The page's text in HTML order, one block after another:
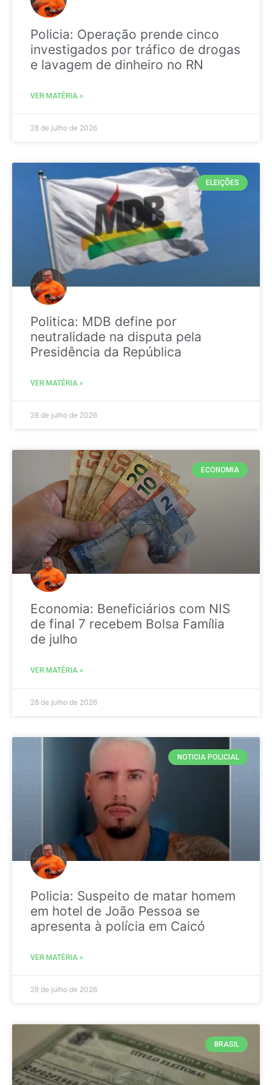
Policia: Operação prende cinco
investigados por tráfico de drogas
e lavagem de dinheiro no RN
VER MATÉRIA »
28 de julho de 2026
ELEIÇÕES
Politica: MDB define por
neutralidade na disputa pela
Presidência da República
VER MATÉRIA »
28 de julho de 2026
ECONOMIA
Economia: Beneficiários com NIS
de final 7 recebem Bolsa Família
de julho
VER MATÉRIA »
28 de julho de 2026
NOTICIA POLICIAL
Policia: Suspeito de matar homem
em hotel de João Pessoa se
apresenta à polícia em Caicó
VER MATÉRIA »
28 de julho de 2026
BRASIL